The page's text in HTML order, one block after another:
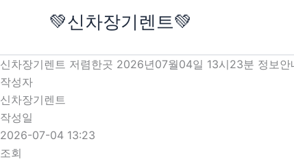
로
건
너
뛰
기
💚신차장기렌트💚
신차장기렌트 저렴한곳 2026년07월04일 13시23분 정보안
작성자
신차장기렌트
작성일
2026-07-04 13:23
조회